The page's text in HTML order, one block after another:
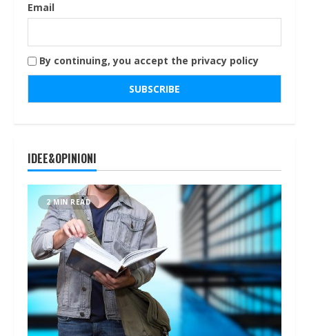
Email
By continuing, you accept the privacy policy
IDEE&OPINIONI
2 MIN READ